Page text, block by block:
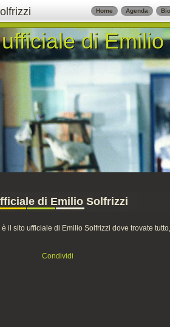
Home Agenda
di
di
di Emilio Solfrizzi
il sito ufficiale di Emilio Solfrizzi dove trovate
Condividi